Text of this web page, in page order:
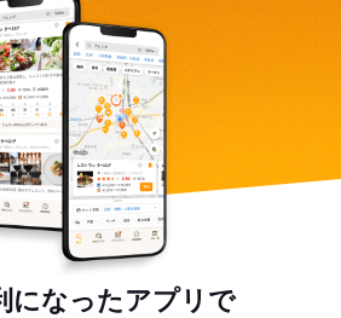
になったアプリで